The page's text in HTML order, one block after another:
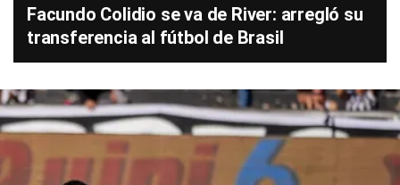
Facundo Colidio se va de River: arregló su
transferencia al fútbol de Brasil